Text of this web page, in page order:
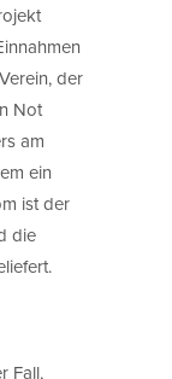
der
Not
am
ein
ist der
die
Fall,